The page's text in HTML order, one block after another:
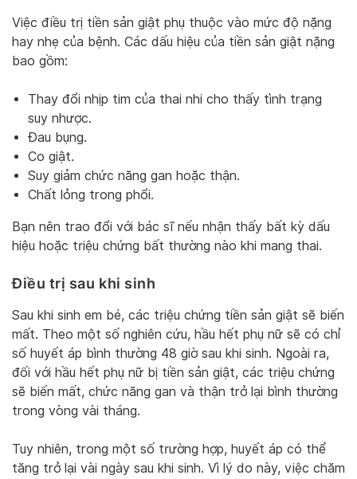
Việc điều trị tiền sản giật phụ thuộc vào mức độ nặng
hay nhẹ của bệnh. Các dấu hiệu của tiền sản giật nặng
bao gồm:
Thay đổi nhịp tim của thai nhi cho thấy tình trạng
suy nhược.
Đau bụng.
Co giật.
Suy giảm chức năng gan hoặc thận.
Chất lỏng trong phổi.
Bạn nên trao đổi với bác sĩ nếu nhận thấy bất kỳ dấu
hiệu hoặc triệu chứng bất thường nào khi mang thai.
Điều trị sau khi sinh
Sau khi sinh em bé, các triệu chứng tiền sản giật sẽ biến
mất. Theo một số nghiên cứu, hầu hết phụ nữ sẽ có chỉ
số huyết áp bình thường 48 giờ sau khi sinh. Ngoài ra,
đối với hầu hết phụ nữ bị tiền sản giật, các triệu chứng
sẽ biến mất, chức năng gan và thận trở lại bình thường
trong vòng vài tháng.
Tuy nhiên, trong một số trường hợp, huyết áp có thể
tăng trở lại vài ngày sau khi sinh. Vì lý do này, việc chăm